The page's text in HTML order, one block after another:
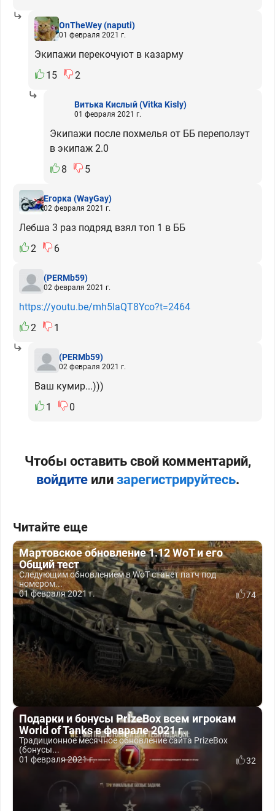
OnTheWey(naputi)
01 февраля 2021 г.
Экипажи перекочуют в казарму
15
2
Витька Кислый(Vitka Kisly)
01 февраля 2021 г.
Экипажи после похмелья от ББ переползут
в экипаж 2.0
8
5
Егорка (WayGay)
02 февраля 2021 г.
Лебша 3 раз подряд взял топ 1 в ББ
2
6
(PERMb59)
02 февраля 2021 г.
https://youtu.be/mh5laQT8Yco?t=2464
2
1
(PERMb59)
02 февраля 2021 г.
Ваш кумир...)))
1
0
Чтобы оставить свой комментарий,
войдитеили зарегистрируйтесь.
Читайте еще
Мартовское обновление 1.12 WoT и его
Общий тест
Следующим обновлением в WoT станет патч под
номером...
01 февраля 2021 г.
74
Подарки и бонусы PrizeBox всем игрокам
World of Tanks в феврале 2021 г.
Традиционное месячное обновление сайта PrizeBox
(бонусы...
01 февраля 2021 г.
32